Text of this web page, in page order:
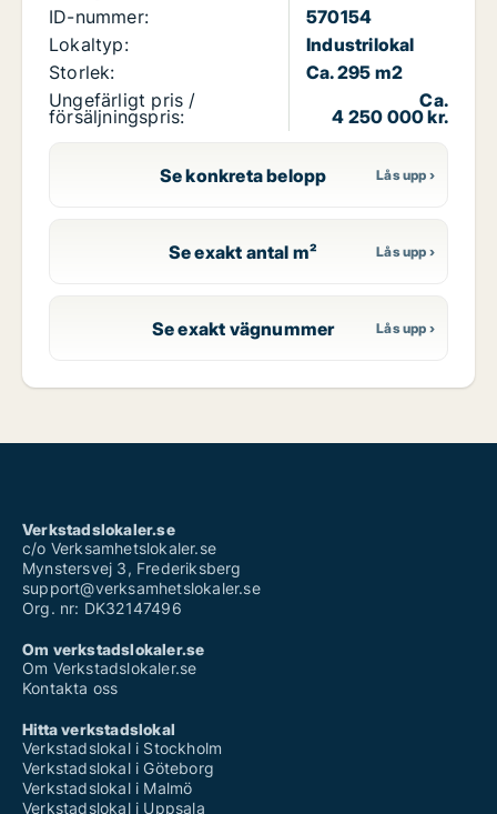
ID-nummer:
570154
Lokaltyp:
Industrilokal
Storlek:
Ca. 295 m2
Ungefärligt pris /
försäljningspris:
Ca.
4 250 000 kr.
Se konkreta belopp
Se exakt antal m²
Se exakt vägnummer
Verkstadslokaler.se
c/o Verksamhetslokaler.se
Mynstersvej 3, Frederiksberg
support@verksamhetslokaler.se
Org. nr: DK32147496
Om verkstadslokaler.se
Om Verkstadslokaler.se
Kontakta oss
Hitta verkstadslokal
Verkstadslokal i Stockholm
Verkstadslokal i Göteborg
Verkstadslokal i Malmö
Verkstadslokal i Uppsala